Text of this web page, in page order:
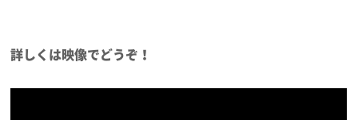
詳しくは映像でどうぞ！